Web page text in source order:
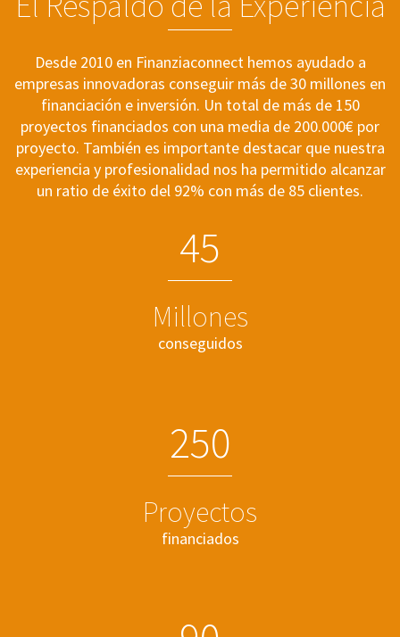
Desde 2010 en Finanziaconnect hemos ayudado a
empresas innovadoras conseguir más de 30 millones en
financiación e inversión. Un total de más de 150
proyectos financiados con una media de 200.000€ por
proyecto. También es importante destacar que nuestra
experiencia y profesionalidad nos ha permitido alcanzar
un ratio de éxito del 92% con más de 85 clientes.
45
Millones
conseguidos
250
Proyectos
financiados